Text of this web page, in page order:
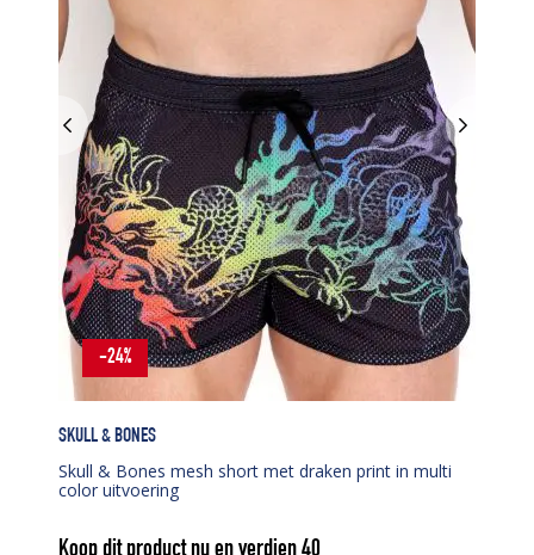
SKULL & BONES
Skull & Bones mesh short met draken print in multi
color uitvoering
-24%